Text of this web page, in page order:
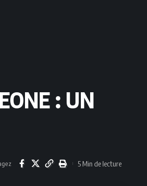
: UN
5 Min de lecture